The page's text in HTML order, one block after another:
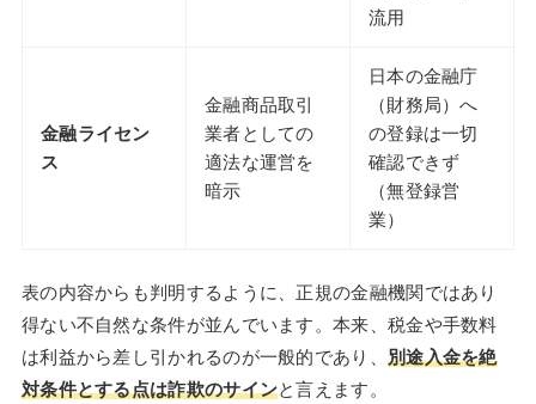
流用
金融ライセン
ス
金融商品取引
業者としての
適法な運営を
暗示
日本の金融庁
（財務局）へ
の登録は一切
確認できず
（無登録営
業）
表の内容からも判明するように、正規の金融機関ではあり
得ない不自然な条件が並んでいます。本来、税金や手数料
は利益から差し引かれるのが一般的であり、 別途入金を絶
対条件とする点は詐欺のサインと言えます。